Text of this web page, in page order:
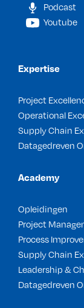
Podcast
Youtube
Expertise
Project
Operational
Supply Chain
Datagedreven
Academy
Opleidingen
Project
Process
Supply Chain
Leadership &
Datagedreven